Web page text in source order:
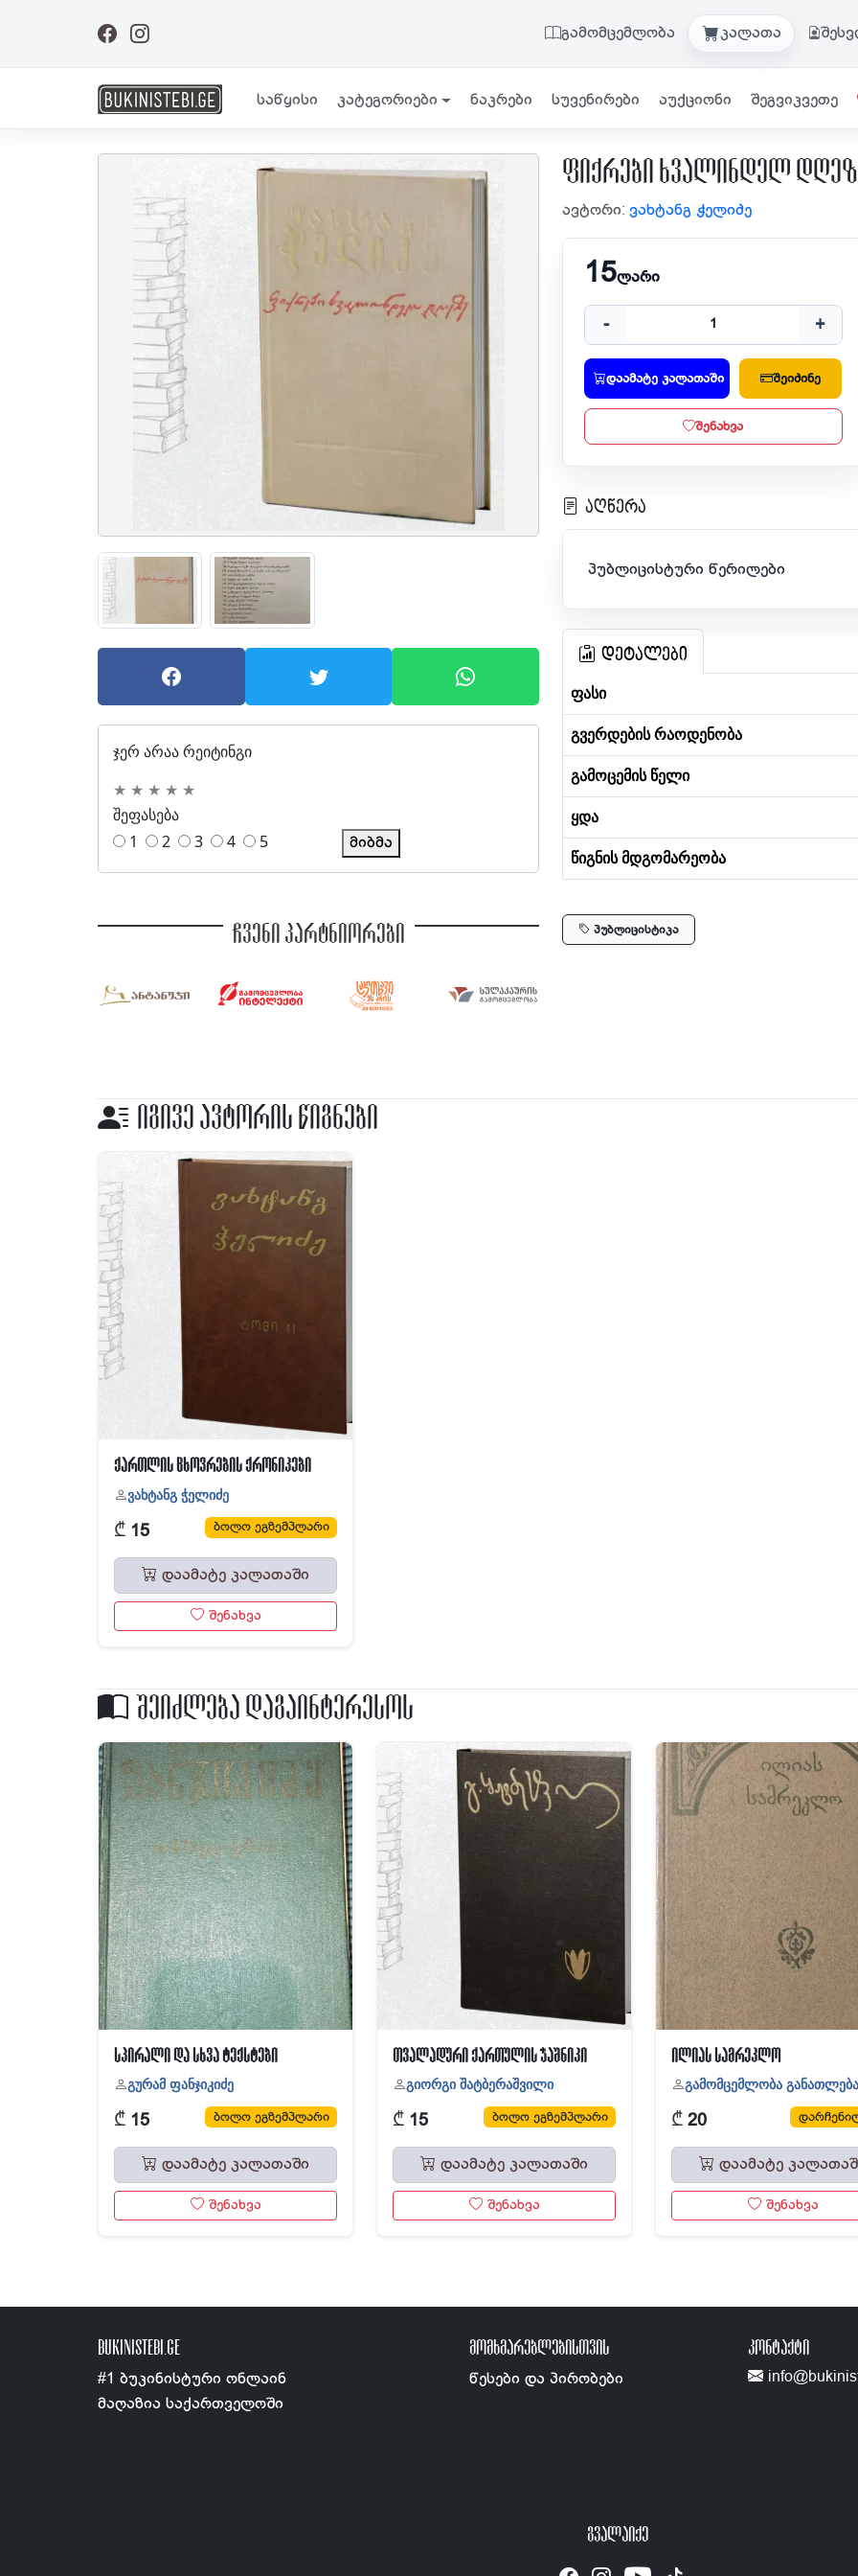
გამომცემლობა კალათა
საწყისი კატეგორიები ნაკრები სუვენირები აუქციონი შეგვიკვეთე
ჯერ არაა რეიტინგი
★ ★ ★ ★ ★
შეფასება
1
2 3 4 5 მიბმა
ჩვენი პარტნიორები
ფიქრები ხვალინდელ
ავტორი: ვახტანგ ჭელიძე
15ლარი
- +
დაამატე კალათაში შეიძინე
შენახვა
აღწერა
პუბლიცისტური წერილები
დეტალები
ფასი
გვერდების რაოდენობა
გამოცემის წელი
ყდა
წიგნის მდგომარეობა
პუბლიცისტიკა
იგივე ავტორის წიგნები
ქართლის ცხოვრების ქრონიკები
ვახტანგ ჭელიძე
₾ 15 ბოლო ეგზემპლარი
დაამატე კალათაში
შენახვა
შეიძლება დაგაინტერესოს
სპირალი და სხვა ტექსტები
გურამ ფანჯიკიძე
₾ 15 ბოლო ეგზემპლარი
დაამატე კალათაში
შენახვა
თვალადური ქართულის ჭაშნიკი
გიორგი შატბერაშვილი
₾ 15 ბოლო ეგზემპლარი
დაამატე კალათაში
შენახვა
ილიას სამრეკლო
გამომცემლობა განათლება
₾ 20
დაამატე
შენახვა
BUKINISTEBI.GE
#1 ბუკინისტური ონლაინ
მაღაზია საქართველოში
ᲛᲝᲛᲮᲛᲐᲠᲔᲑᲚᲔᲑᲘᲡᲗᲕᲘᲡ
წესები და პირობები
ᲙᲝᲜᲢᲐᲥᲢᲘ
ᲒᲕᲐᲚᲐᲘᲥᲔ